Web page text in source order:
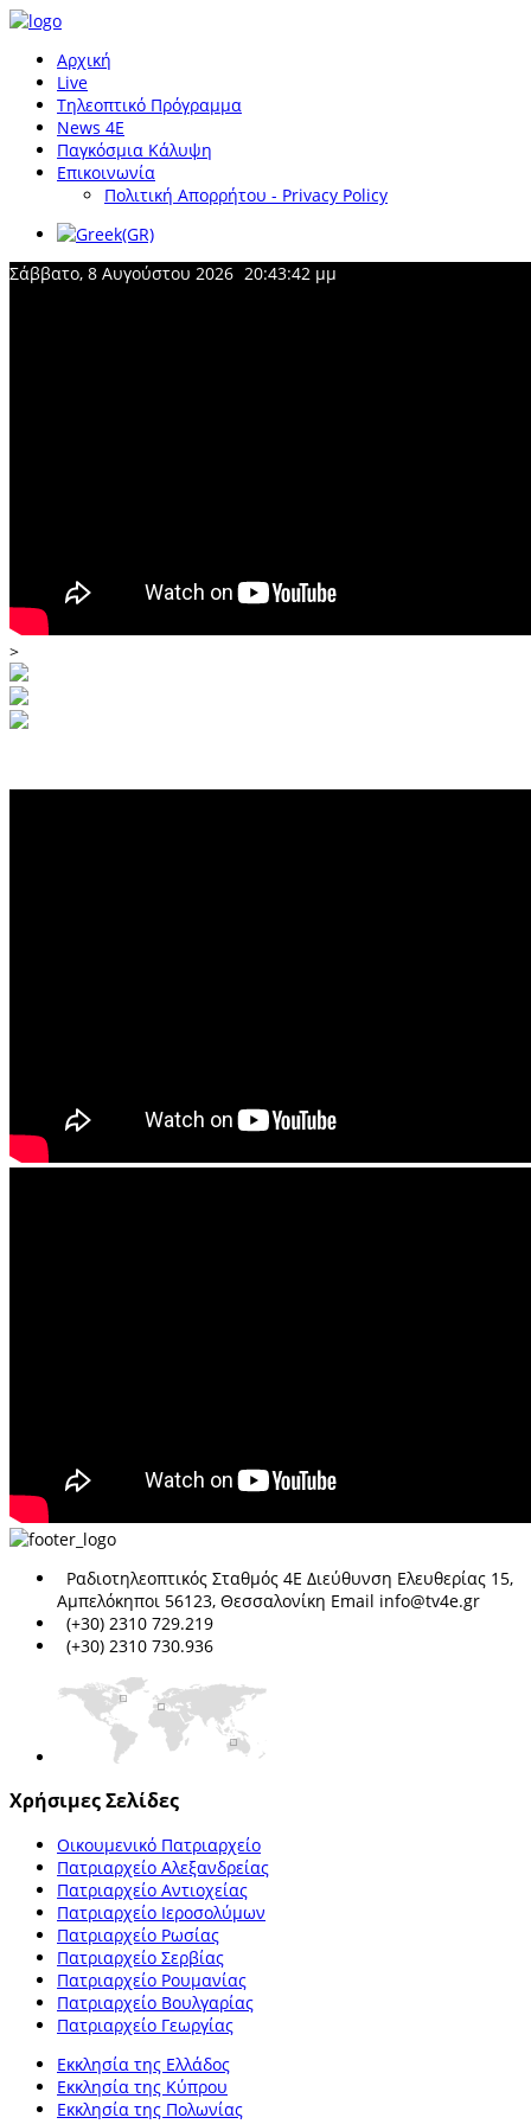
Αρχική
Live
Τηλεοπτικό Πρόγραμμα
News 4Ε
Παγκόσμια Κάλυψη
Επικοινωνία
Πολιτική Απορρήτου - Privacy Policy
Σάββατο, 8 Αυγούστου 2026 20:43:42 μμ
>
Ραδιοτηλεοπτικός Σταθμός 4Ε Διεύθυνση Ελευθερίας 15,
Αμπελόκηποι 56123, Θεσσαλονίκη Email info@tv4e.gr
(+30) 2310 729.219
(+30) 2310 730.936
Χρήσιμες Σελίδες
Οικουμενικό Πατριαρχείο
Πατριαρχείο Αλεξανδρείας
Πατριαρχείο Αντιοχείας
Πατριαρχείο Ιεροσολύμων
Πατριαρχείο Ρωσίας
Πατριαρχείο Σερβίας
Πατριαρχείο Ρουμανίας
Πατριαρχείο Βουλγαρίας
Πατριαρχείο Γεωργίας
Εκκλησία της Ελλάδος
Εκκλησία της Κύπρου
Εκκλησία της Πολωνίας